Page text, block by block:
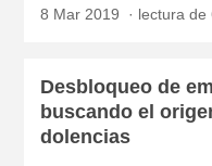
8 Mar 2019
lectura de
Desbloqueo de
buscando el
dolencias